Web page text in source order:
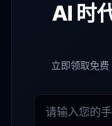
AI 时
立即领取免